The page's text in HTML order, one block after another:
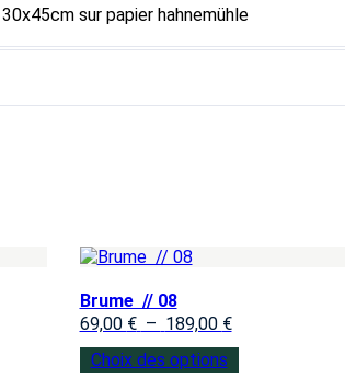
sur papier hahnemühle
Brume // 08
69,00 € – 189,00 €
Choix des options